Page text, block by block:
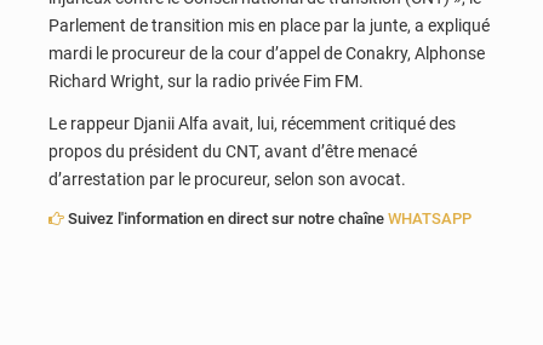
Parlement de transition mis en place par la junte, a expliqué
mardi le procureur de la cour d’appel de Conakry, Alphonse
Richard Wright, sur la radio privée Fim FM.
Le rappeur Djanii Alfa avait, lui, récemment critiqué des
propos du président du CNT, avant d’être menacé
d’arrestation par le procureur, selon son avocat.
Suivez l'information en direct sur notre chaîne WHATSAPP